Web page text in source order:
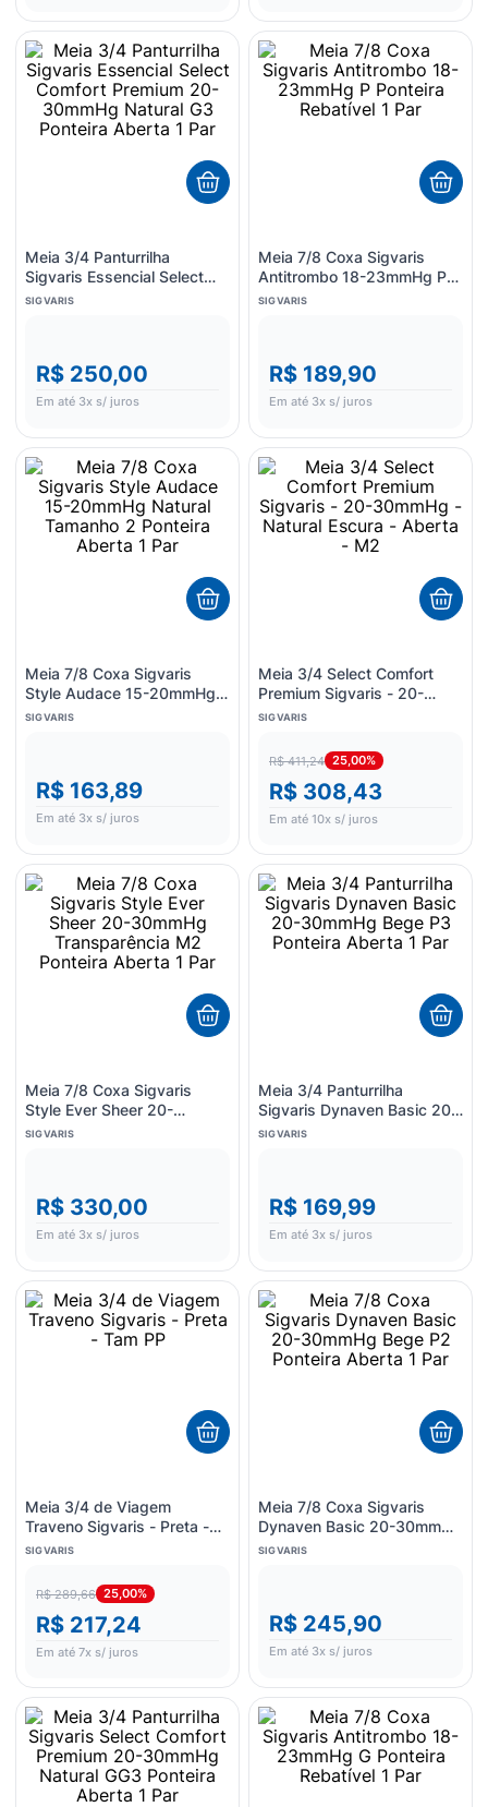
Meia 3/4 Panturrilha
Sigvaris Essencial Select
Comfort Premium 20-
SIGVARIS
R$ 250,00
Em até 3x s/ juros
Meia 7/8 Coxa Sigvaris
Antitrombo 18-23mmHg P
Ponteira Rebatível 1 Par
SIGVARIS
R$ 189,90
Em até 3x s/ juros
Meia 7/8 Coxa Sigvaris
Style Audace 15-20mmHg
Natural Tamanho 2 Ponteira
SIGVARIS
R$ 163,89
Em até 3x s/ juros
Meia 3/4 Select Comfort
Premium Sigvaris - 20-
30mmHg - Natural Escura -
SIGVARIS
R$ 411,24 25,00%
R$ 308,43
Em até 10x s/ juros
Meia 7/8 Coxa Sigvaris
Style Ever Sheer 20-
30mmHg Transparência M2
SIGVARIS
R$ 330,00
Em até 3x s/ juros
Meia 3/4 Panturrilha
Sigvaris Dynaven Basic 20-
30mmHg Bege P3 Ponteira
SIGVARIS
R$ 169,99
Em até 3x s/ juros
Meia 3/4 de Viagem
Traveno Sigvaris - Preta -
Tam PP
SIGVARIS
R$ 289,66 25,00%
R$ 217,24
Em até 7x s/ juros
Meia 7/8 Coxa Sigvaris
Dynaven Basic 20-30mmHg
Bege P2 Ponteira Aberta 1
SIGVARIS
R$ 245,90
Em até 3x s/ juros